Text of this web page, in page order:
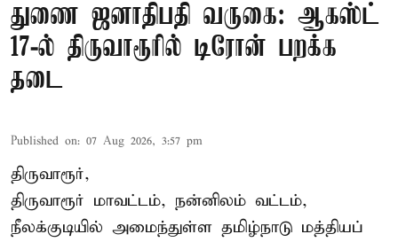
துணை ஜனாதிபதி வருகை: ஆகஸ்ட்
17-ல் திருவாரூரில் டிரோன் பறக்க
தடை
Published on: 07 Aug 2026, 3:57 pm
திருவாரூர்,
திருவாரூர் மாவட்டம், நன்னிலம் வட்டம்,
நீலக்குடியில் அமைந்துள்ள தமிழ்நாடு மத்தியப்